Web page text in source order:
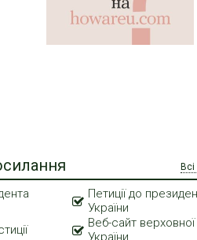
Петиції до
України
Веб-сайт
України